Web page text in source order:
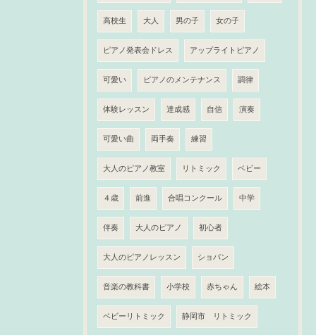
高校生 大人 男の子 女の子
ピアノ発表会ドレス アップライトピアノ
可愛い ピアノのメンテナンス 調律
体験レッスン 達成感 自信 演奏
可愛い曲 両手奏 練習
大人のピアノ教室 リトミック ベビー
４歳 前進 合唱コンクール 中学
伴奏 大人のピアノ 初心者
大人のピアノレッスン ショパン
音楽の教科書 小学校 赤ちゃん 絵本
ベビーリトミック 静岡市 リトミック